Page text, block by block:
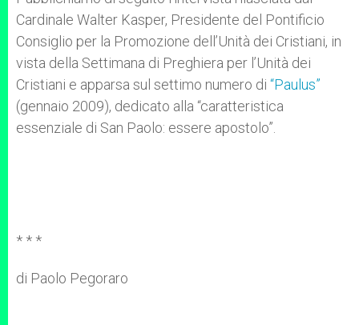
Cardinale Walter Kasper, Presidente del Pontificio
Consiglio per la Promozione dell’Unità dei Cristiani, in
vista della Settimana di Preghiera per l’Unità dei
Cristiani e apparsa sul settimo numero di “Paulus”
(gennaio 2009), dedicato alla “caratteristica
essenziale di San Paolo: essere apostolo”.
* * *
di Paolo Pegoraro